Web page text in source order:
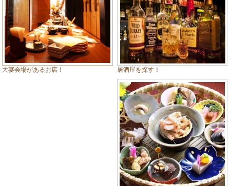
大宴会場があるお店！ 居酒屋を探す！